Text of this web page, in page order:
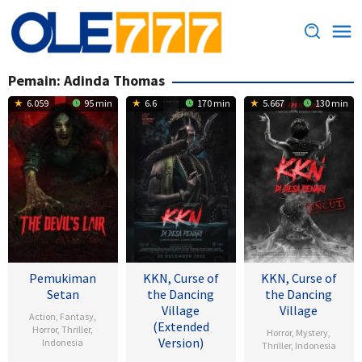
Loncat
ke
konten
Pemain: Adinda Thomas
6.059 95 min
Pemukiman
Setan
Action Fantasy
Horror,Thriller,
Indonesia
6.6 170 min
KKN, Curse of
the Dancing
Village
(Extended
Version)
5.667 130 min
KKN, Curse of
the Dancing
Village
Horror, Mystery
Thriller, Indonesia